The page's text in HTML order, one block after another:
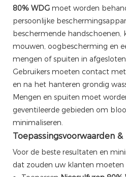
80% WDG moet worden
persoonlijke
beschermende handschoenen,
mouwen, oogbescherming en
mengen of spuiten in afgesloten
Gebruikers moeten contact
en na het hanteren grondig
Mengen en spuiten moet
geventileerde gebieden om
minimaliseren.
Toepassingsvoorwaarden
Voor de beste resultaten en
dat zouden uw klanten moeten